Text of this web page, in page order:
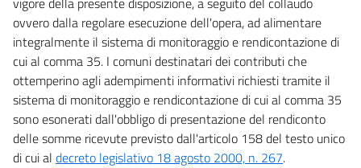
ovvero dalla regolare esecuzione dell'opera, ad alimentare
integralmente il sistema di monitoraggio e rendicontazione di
cui al comma 35. I comuni destinatari dei contributi che
ottemperino agli adempimenti informativi richiesti tramite il
sistema di monitoraggio e rendicontazione di cui al comma 35
sono esonerati dall'obbligo di presentazione del rendiconto
delle somme ricevute previsto dall'articolo 158 del testo unico
di cui al decreto legislativo 18 agosto 2000, n. 267.